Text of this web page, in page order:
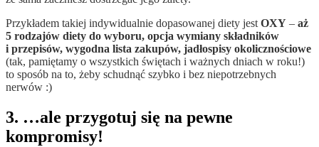
Przykładem takiej indywidualnie dopasowanej diety jestOXY – aż
5 rodzajów diety do wyboru, opcja wymiany składników
i przepisów, wygodna lista zakupów, jadłospisy okolicznościowe
(tak, pamiętamy o wszystkich świętach i ważnych dniach w roku!)
to sposób na to, żeby schudnąć szybko i bez niepotrzebnych
nerwów :)
3. …ale przygotuj się na pewne
kompromisy!